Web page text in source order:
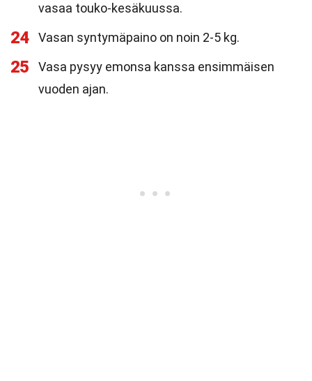
vasaa touko-kesäkuussa.
24 Vasan syntymäpaino on noin 2-5 kg.
25
Vasa pysyy emonsa kanssa ensimmäisen
vuoden ajan.